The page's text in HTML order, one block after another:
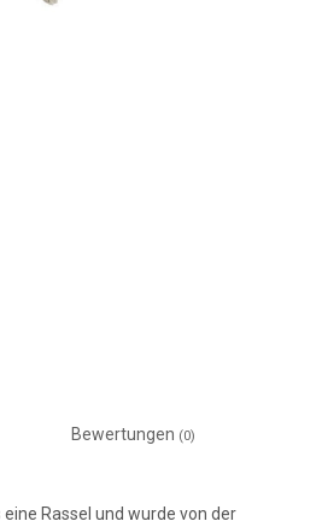
Bewertungen (0)
Rassel und wurde von der